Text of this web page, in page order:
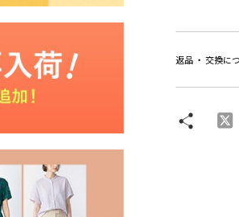
返品 ・ 交換に